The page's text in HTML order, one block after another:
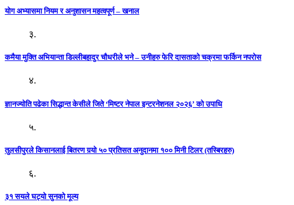
योग अभ्यासमा नियम र अनुशासन महत्वपूर्ण – खनाल
३.
कमैया मुक्ति अभियान्ता डिल्लीबहादुर चौधरीले भने – उनीहरु फेरि दासताको चक्रमा फर्किन नपरोस
४.
ज्ञानज्योति पढेका सिद्धान्त केसीले जिते ‘मिष्टर नेपाल इन्टरनेशनल २०२६’ को उपाधि
५.
तुलसीपुरले किसानलाई बितरण गर्‍यो ५० प्रतिसत अनुदानमा १०० मिनी टिलर (तस्बिरहरु)
६.
३१ सयले घट्यो सुनको मूल्य